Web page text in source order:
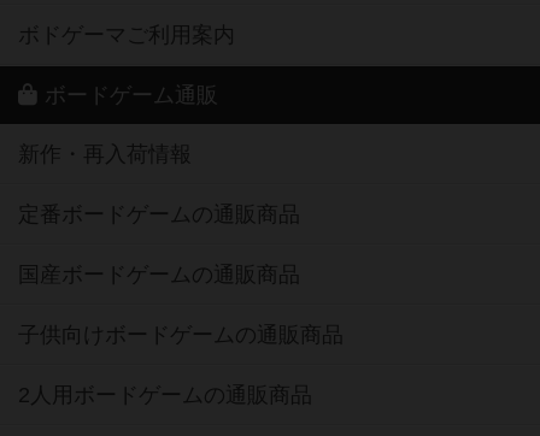
ボドゲーマご利用案内
ボードゲーム通販
新作・再入荷情報
定番ボードゲームの通販商品
国産ボードゲームの通販商品
子供向けボードゲームの通販商品
2人用ボードゲームの通販商品